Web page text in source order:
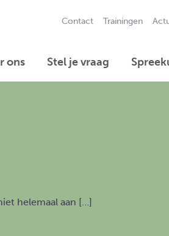
helemaal aan […]
Contact Trainingen
ons Stel je vraag